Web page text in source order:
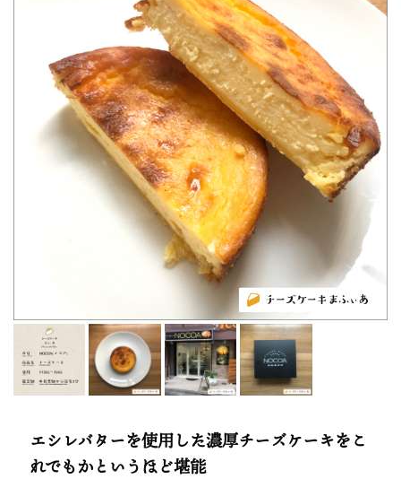
エシレバターを使用した濃厚チーズケーキをこ
れでもかというほど堪能